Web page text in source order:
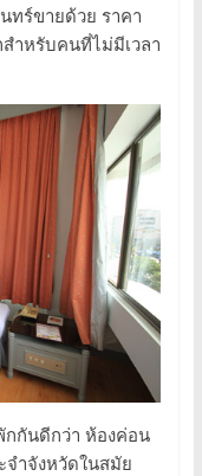
ทร์ขายด้วย ราคา
ำหรับคนที่ไม่มีเวลา
กันดีกว่า ห้องค่อน
ำจังหวัดในสมัย